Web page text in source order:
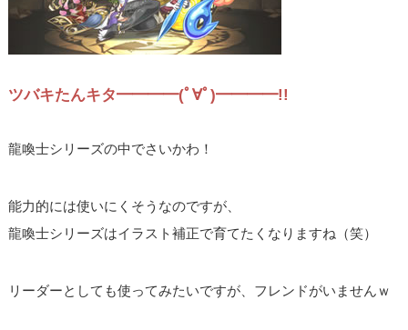
ツバキたんキタ━━━━(ﾟ∀ﾟ)━━━━!!
龍喚士シリーズの中でさいかわ！
能力的には使いにくそうなのですが、
龍喚士シリーズはイラスト補正で育てたくなりますね（笑）
リーダーとしても使ってみたいですが、フレンドがいませんｗ